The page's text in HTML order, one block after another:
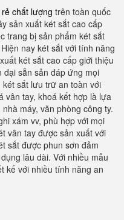
chất lượng trên toàn quốc
sản xuất két sắt cao cấp
trang bị sản phẩm két sắt
nay két sắt với tính năng
két sắt cao cấp giới thiệu
đại sẵn sản đáp ứng mọi
sắt lưu trữ an toàn với
vân tay, khoá kết hợp là lựa
máy, văn phòng công ty.
xám vv, phù hợp với mọi
vân tay được sản xuất với
sắt được phun sơn đảm
lâu dài. Với nhiều mẫu
kế với nhiều tính năng an